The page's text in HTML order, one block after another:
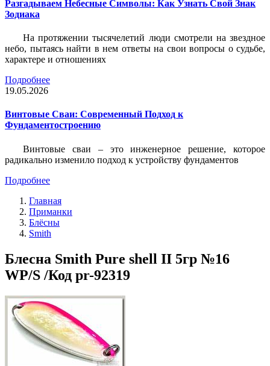
Разгадываем Небесные Символы: Как Узнать Свой Знак
Зодиака
На протяжении тысячелетий люди смотрели на звездное
небо, пытаясь найти в нем ответы на свои вопросы о судьбе,
характере и отношениях
Подробнее
19.05.2026
Винтовые Сваи: Современный Подход к
Фундаментостроению
Винтовые сваи – это инженерное решение, которое
радикально изменило подход к устройству фундаментов
Подробнее
Главная
Приманки
Блёсны
Smith
Блесна Smith Pure shell II 5гр №16
WP/S /Код pr-92319